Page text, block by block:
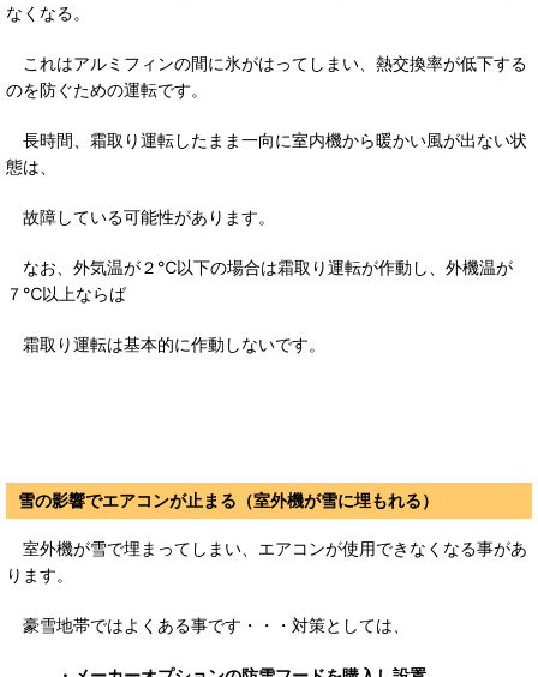
なくなる。
これはアルミフィンの間に氷がはってしまい、熱交換率が低下する
のを防ぐための運転です。
長時間、霜取り運転したまま一向に室内機から暖かい風が出ない状
態は、
故障している可能性があります。
なお、外気温が２℃以下の場合は霜取り運転が作動し、外機温が
７℃以上ならば
霜取り運転は基本的に作動しないです。
雪の影響でエアコンが止まる（室外機が雪に埋もれる）
室外機が雪で埋まってしまい、エアコンが使用できなくなる事があ
ります。
豪雪地帯ではよくある事です・・・ 対策としては、